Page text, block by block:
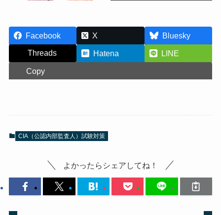
Facebook X
Bluesky
Threads
Hatena
LINE
Copy
CIA（公認内部監査人）試験対策
よかったらシェアしてね！